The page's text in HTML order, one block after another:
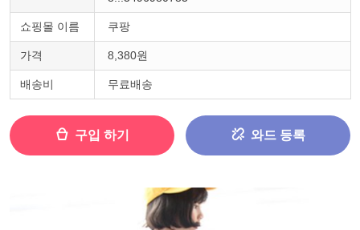
쇼핑몰 이름 쿠팡
가격 8,380원
배송비 무료배송
구입 하기 와드 등록